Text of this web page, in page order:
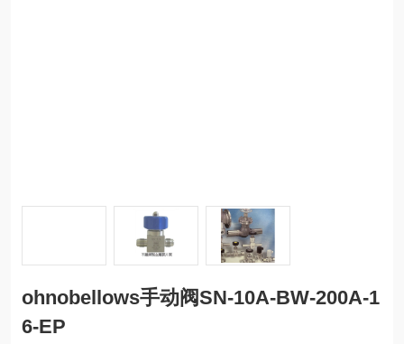
ohnobellows手动阀SN-10A-BW-200A-1
6-EP